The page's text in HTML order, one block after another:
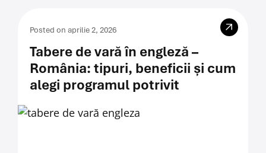
Posted on aprilie 2, 2026
Tabere de vară în engleză –
România: tipuri, beneficii și cum
alegi programul potrivit